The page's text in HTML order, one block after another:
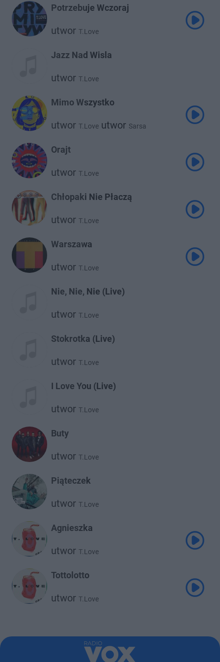
Potrzebuje Wczoraj
utwor T.Love
Jazz Nad Wisla
utwor T.Love
Mimo Wszystko
utwor T.Love utwor Sarsa
Orajt
utwor T.Love
Chłopaki Nie Płaczą
utwor T.Love
Warszawa
utwor T.Love
Nie, Nie, Nie (Live)
utwor T.Love
Stokrotka (Live)
utwor T.Love
I Love You (Live)
utwor T.Love
Buty
utwor T.Love
Piąteczek
utwor T.Love
Agnieszka
utwor T.Love
Tottolotto
utwor T.Love